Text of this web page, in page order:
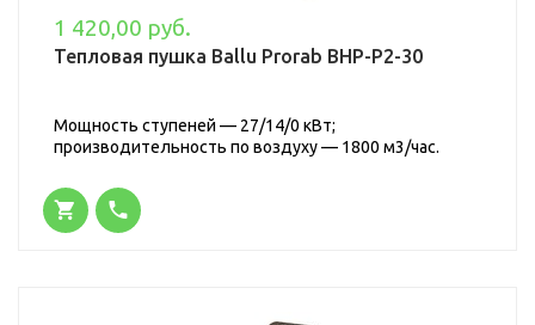
1 420,00 руб.
Тепловая пушка Ballu Prorab BHP-P2-30
Мощность ступеней — 27/14/0 кВт;
производительность по воздуху — 1800 м3/час.